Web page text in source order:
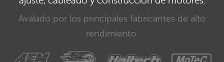
Avalado por los principales fabricantes de alto
rendimiento.